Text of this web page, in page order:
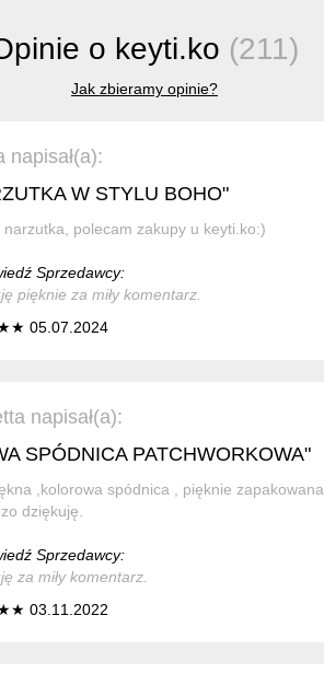
o keyti.ko (211)
Jak zbieramy opinie?
napisał(a):
W STYLU BOHO"
narzutka, polecam zakupy u keyti.ko:)
Sprzedawcy:
pięknie za miły komentarz.
05.07.2024
napisał(a):
SPÓDNICA PATCHWORKOWA"
,kolorowa spódnica , pięknie zapakowana
dziękuję.
Sprzedawcy:
za miły komentarz.
03.11.2022